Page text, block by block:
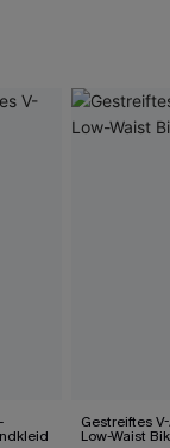
Gestreiftes
Low-Waist